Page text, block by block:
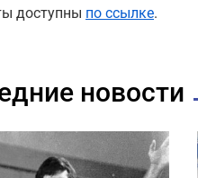
доступны по ссылке.
новости